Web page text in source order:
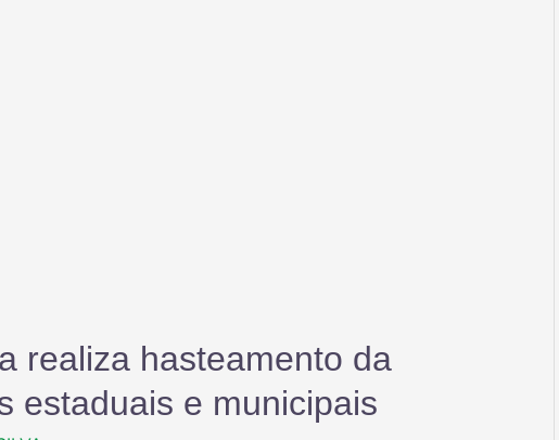
realiza hasteamento da
estaduais e municipais